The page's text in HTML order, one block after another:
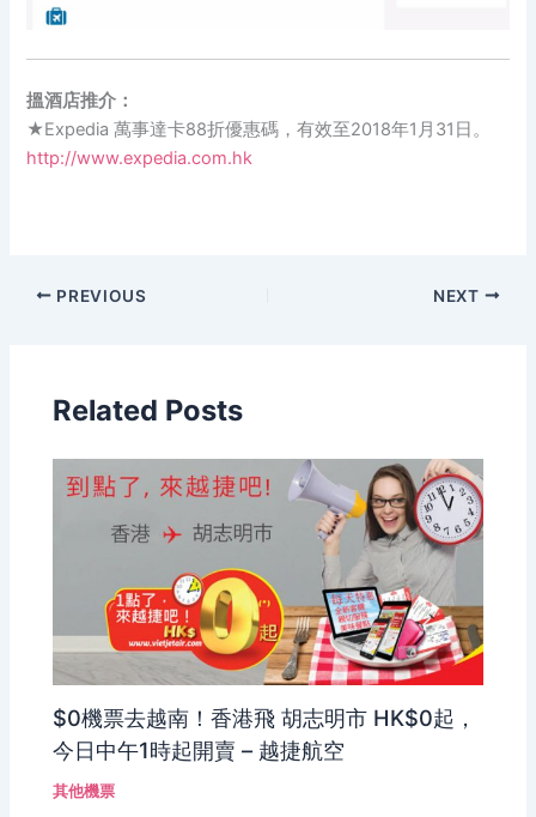
搵酒店推介：
★Expedia 萬事達卡88折優惠碼，有效至2018年1月31日。
http://www.expedia.com.hk
PREVIOUS NEXT
Related Posts
$0機票去越南！香港飛 胡志明市 HK$0起，
今日中午1時起開賣 – 越捷航空
其他機票